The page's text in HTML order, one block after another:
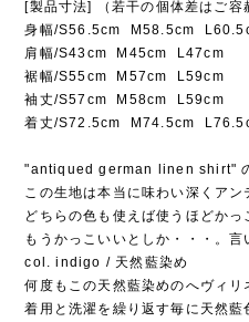
[製品寸法] （若干の個体差はご容
身幅/S56.5cm M58.5cm
肩幅/S43cm M45cm L47cm
裾幅/S55cm M57cm L59cm
袖丈/S57cm M58cm L59cm
着丈/S72.5cm M74.5cm
"antiqued german linen shirt" の
この生地は本当に味わい深くアン
どちらの色も使えば使うほどかっ
もうかっこいいとしか・・・。言
col. indigo / 天然藍染め
何度もこの天然藍染めのへヴィリ
着用と洗濯を繰り返す毎に天然藍